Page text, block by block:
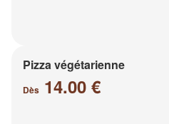
Pizza végétarienne
Dès 14.00 €